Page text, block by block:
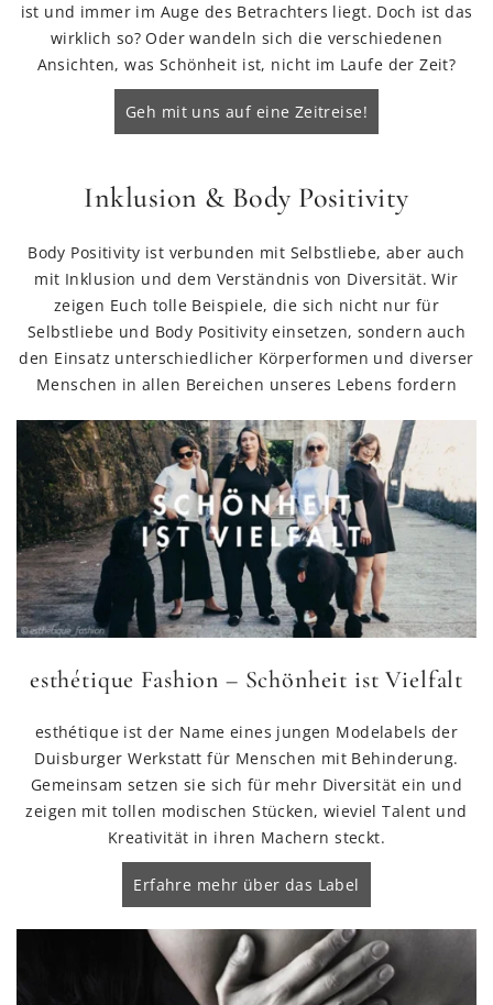
ist und immer im Auge des Betrachters liegt. Doch ist das
wirklich so? Oder wandeln sich die verschiedenen
Ansichten, was Schönheit ist, nicht im Laufe der Zeit?
Geh mit uns auf eine Zeitreise!
Inklusion & Body Positivity
Body Positivity ist verbunden mit Selbstliebe, aber auch
mit Inklusion und dem Verständnis von Diversität. Wir
zeigen Euch tolle Beispiele, die sich nicht nur für
Selbstliebe und Body Positivity einsetzen, sondern auch
den Einsatz unterschiedlicher Körperformen und diverser
Menschen in allen Bereichen unseres Lebens fordern
esthétique Fashion – Schönheit ist Vielfalt
esthétique ist der Name eines jungen Modelabels der
Duisburger Werkstatt für Menschen mit Behinderung.
Gemeinsam setzen sie sich für mehr Diversität ein und
zeigen mit tollen modischen Stücken, wieviel Talent und
Kreativität in ihren Machern steckt.
Erfahre mehr über das Label